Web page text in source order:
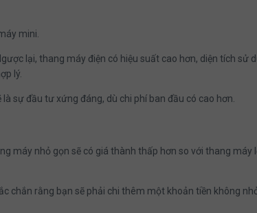
mini.
lại, thang máy điện có hiệu suất cao hơn, diện tích sử
lý.
sự đầu tư xứng đáng, dù chi phí ban đầu có cao hơn.
máy nhỏ gọn sẽ có giá thành thấp hơn so với thang máy
chắn rằng bạn sẽ phải chi thêm một khoản tiền không